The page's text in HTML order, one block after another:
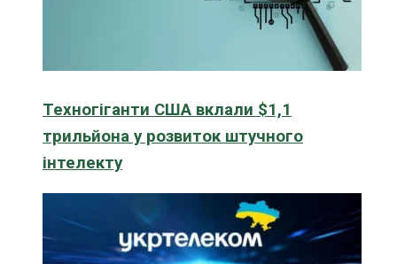
Техногіганти США вклали $1,1
трильйона у розвиток штучного
інтелекту